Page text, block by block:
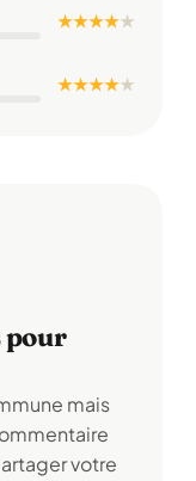
★ ★ ★ ★★
★ ★ ★ ★★
pour
mais
votre